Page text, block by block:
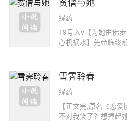
帝。沈聆妤是新帝曾
满门被诛时唯她攀了
是为救心上人。如今
解恨。谢观冷眼睥着
为她落在新帝手中必
谢观而言,是曾经的白
痣。夜里,他解开沈聆
你腿瘸我眼瘸,我们天
8）——————下一
长公主去江南散心时
绿药
19号入v【为她由佛
心机祸水】先帝临终
散后宫！这可把太后
国第一祸水莹姬抢进
梵,那一天是白露。他
俗世奏折,袈裟浸着
唤一声施主,声线染
陀度不度手染脏血的
雪霁聆春
绿药
【正文完,原名《恋
不对我笑了？想捧起